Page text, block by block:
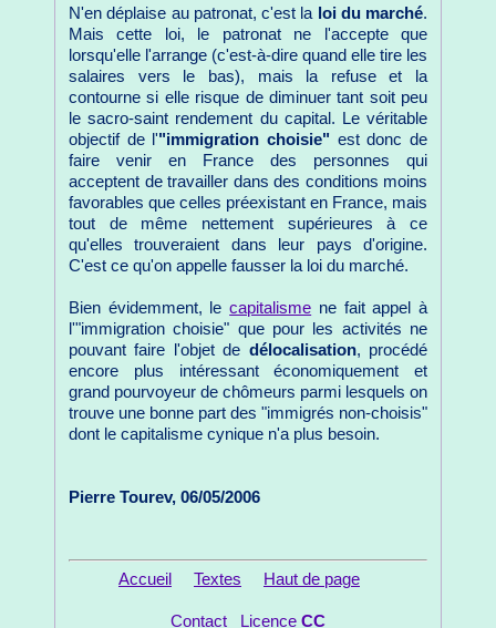
N'en déplaise au patronat, c'est la loi du marché.
Mais cette loi, le patronat ne l'accepte que
lorsqu'elle l'arrange (c'est-à-dire quand elle tire les
salaires vers le bas), mais la refuse et la
contourne si elle risque de diminuer tant soit peu
le sacro-saint rendement du capital. Le véritable
objectif de l'"immigration choisie" est donc de
faire venir en France des personnes qui
acceptent de travailler dans des conditions moins
favorables que celles préexistant en France, mais
tout de même nettement supérieures à ce
qu'elles trouveraient dans leur pays d'origine.
C'est ce qu'on appelle fausser la loi du marché.
Bien évidemment, lecapitalisme ne fait appel à
l'"immigration choisie" que pour les activités ne
pouvant faire l'objet de délocalisation, procédé
encore plus intéressant économiquement et
grand pourvoyeur de chômeurs parmi lesquels on
trouve une bonne part des "immigrés non-choisis"
dont le capitalisme cynique n'a plus besoin.
Pierre Tourev, 06/05/2006
Accueil Textes Haut de page
Contact Licence CC